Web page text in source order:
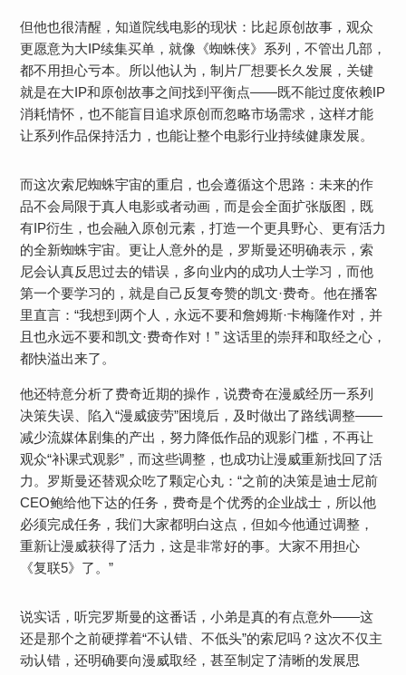
但他也很清醒，知道院线电影的现状：比起原创故事，观众
更愿意为大IP续集买单，就像《蜘蛛侠》系列，不管出几部，
都不用担心亏本。所以他认为，制片厂想要长久发展，关键
就是在大IP和原创故事之间找到平衡点——既不能过度依赖IP
消耗情怀，也不能盲目追求原创而忽略市场需求，这样才能
让系列作品保持活力，也能让整个电影行业持续健康发展。
而这次索尼蜘蛛宇宙的重启，也会遵循这个思路：未来的作
品不会局限于真人电影或者动画，而是会全面扩张版图，既
有IP衍生，也会融入原创元素，打造一个更具野心、更有活力
的全新蜘蛛宇宙。更让人意外的是，罗斯曼还明确表示，索
尼会认真反思过去的错误，多向业内的成功人士学习，而他
第一个要学习的，就是自己反复夸赞的凯文·费奇。他在播客
里直言：“我想到两个人，永远不要和詹姆斯·卡梅隆作对，并
且也永远不要和凯文·费奇作对！” 这话里的崇拜和取经之心，
都快溢出来了。
他还特意分析了费奇近期的操作，说费奇在漫威经历一系列
决策失误、陷入“漫威疲劳”困境后，及时做出了路线调整——
减少流媒体剧集的产出，努力降低作品的观影门槛，不再让
观众“补课式观影”，而这些调整，也成功让漫威重新找回了活
力。罗斯曼还替观众吃了颗定心丸：“之前的决策是迪士尼前
CEO鲍给他下达的任务，费奇是个优秀的企业战士，所以他
必须完成任务，我们大家都明白这点，但如今他通过调整，
重新让漫威获得了活力，这是非常好的事。大家不用担心
《复联5》了。”
说实话，听完罗斯曼的这番话，小弟是真的有点意外——这
还是那个之前硬撑着“不认错、不低头”的索尼吗？这次不仅主
动认错，还明确要向漫威取经，甚至制定了清晰的发展思